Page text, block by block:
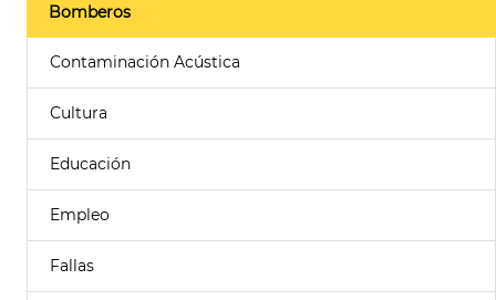
Bomberos
Contaminación Acústica
Cultura
Educación
Empleo
Fallas